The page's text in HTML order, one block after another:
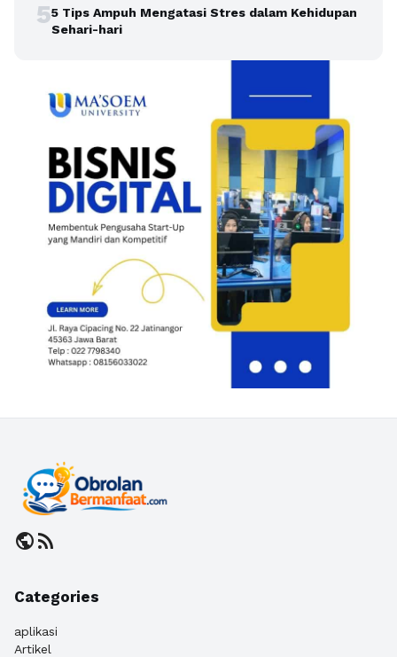
55 Tips Ampuh Mengatasi Stres dalam Kehidupan
Sehari-hari
publicrss_feed
Categories
aplikasi
Artikel